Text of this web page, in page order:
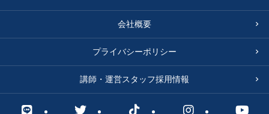
会社概要
プライバシーポリシー
講師・運営スタッフ採用情報